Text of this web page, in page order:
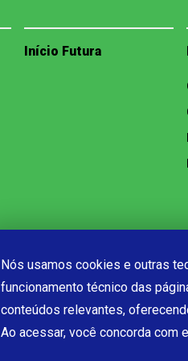
Início Futura
Nós usamos cookies e outras
funcionamento técnico das
conteúdos relevantes,
Ao acessar, você concorda com